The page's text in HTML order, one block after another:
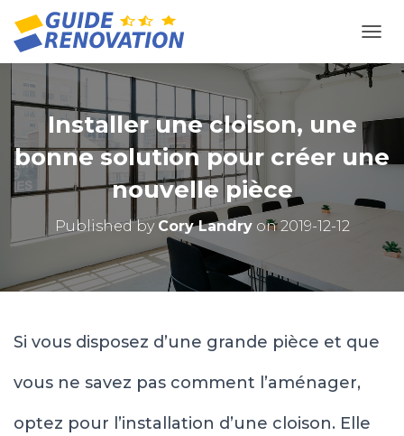
Installer une cloison, une
bonne solution pour créer une
nouvelle pièce
Published by Cory Landryon2019-12-12
Si vous disposez d’une grande pièce et que
vous ne savez pas comment l’aménager,
optez pour l’installation d’une cloison. Elle